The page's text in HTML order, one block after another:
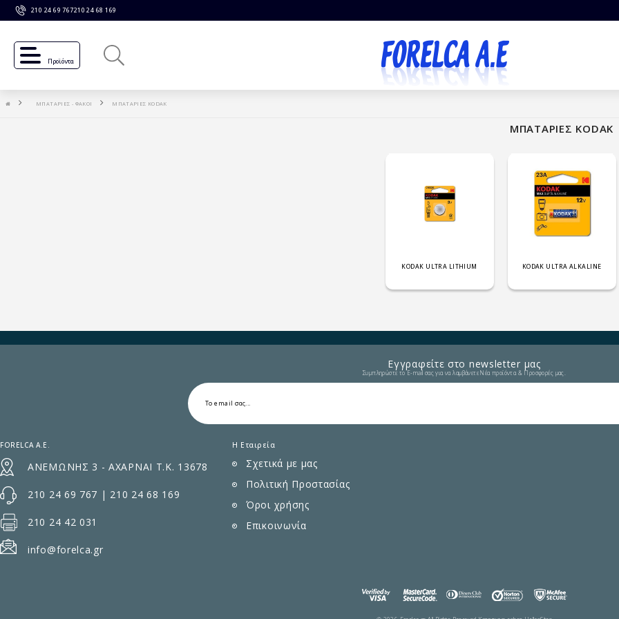
210 24 69 767210 24 68 169
Προϊόντα
ΜΠΑΤΑΡΙΕΣ - ΦΑΚΟΙ ΜΠΑΤΑΡΙΕΣ KODAK
KODAK ULTRA LITHIUM KODAK ULTRA ALKALINE
ΜΠΑΤΑΡΙΕΣ KODAK
Εγγραφείτε στο newsletter μας
Συμπληρώστε το E-mail σας για να λαμβάνετε Νέα προϊόντα & Προσφορές μας.
FORELCA A.E.
ΑΝΕΜΩΝΗΣ 3 - ΑΧΑΡΝΑΙ Τ.Κ. 13678
210 24 69 767 | 210 24 68 169
210 24 42 031
info@forelca.gr
Η Εταιρεία
Σχετικά με μας
Πολιτική Προστασίας
Όροι χρήσης
Επικοινωνία